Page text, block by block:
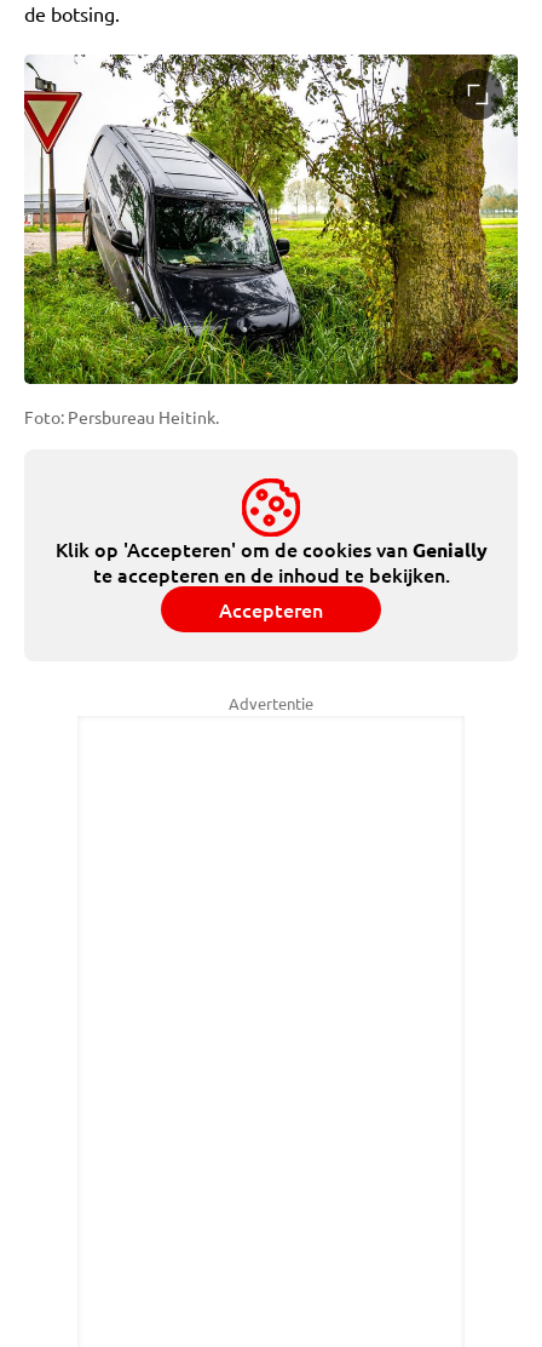
de botsing.
Foto: Persbureau Heitink.
Klik op 'Accepteren' om de cookies vanGenially
te accepteren en de inhoud te bekijken.
Accepteren
Advertentie